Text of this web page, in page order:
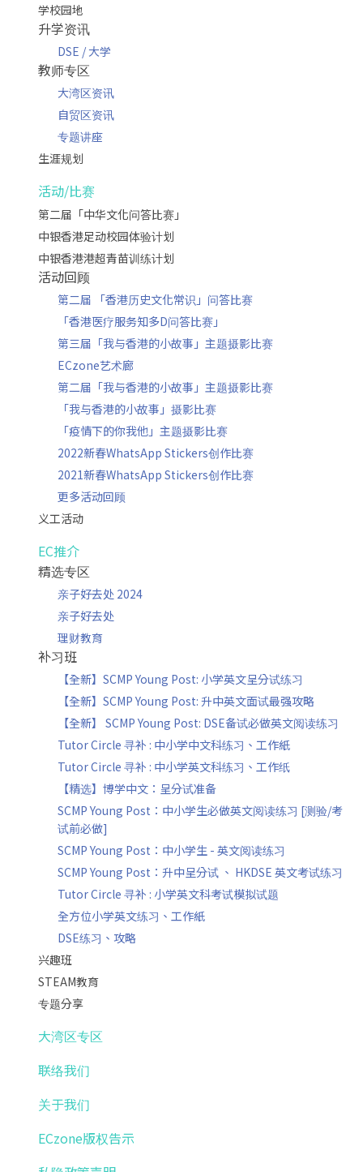
学校园地
升学资讯
DSE / 大学
教师专区
大湾区资讯
自贸区资讯
专题讲座
生涯规划
活动/比赛
第二届「中华文化问答比赛」
中银香港足动校园体验计划
中银香港港超青苗训练计划
活动回顾
第二届 「香港历史文化常识」问答比赛
「香港医疗服务知多D问答比赛」
第三届「我与香港的小故事」主题摄影比赛
ECzone艺术廊
第二届「我与香港的小故事」主题摄影比赛
「我与香港的小故事」摄影比赛
「疫情下的你我他」主题摄影比赛
2022新春WhatsApp Stickers创作比赛
2021新春WhatsApp Stickers创作比赛
更多活动回顾
义工活动
EC推介
精选专区
亲子好去处 2024
亲子好去处
理财教育
补习班
【全新】SCMP Young Post: 小学英文呈分试练习
【全新】SCMP Young Post: 升中英文面试最强攻略
【全新】 SCMP Young Post: DSE备试必做英文阅读练习
Tutor Circle 寻补 : 中小学中文科练习、工作紙
Tutor Circle 寻补 : 中小学英文科练习、工作纸
【精选】博学中文：呈分试准备
SCMP Young Post：中小学生必做英文阅读练习 [测验/考
试前必做]
SCMP Young Post：中小学生 - 英文阅读练习
SCMP Young Post：升中呈分试 、 HKDSE 英文考试练习
Tutor Circle 寻补 : 小学英文科考试模拟试题
全方位小学英文练习、工作紙
DSE练习、攻略
兴趣班
STEAM教育
专题分享
大湾区专区
联络我们
关于我们
ECzone版权告示